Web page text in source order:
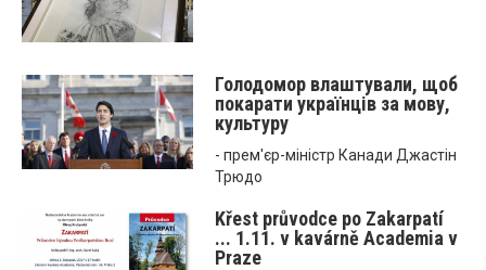
Голодомор влаштували, щоб
покарати українців за мову,
культуру
- прем'єр-міністр Канади Джастін
Трюдо
Křest průvodce po Zakarpatí
... 1.11. v kavárně Academia v
Praze